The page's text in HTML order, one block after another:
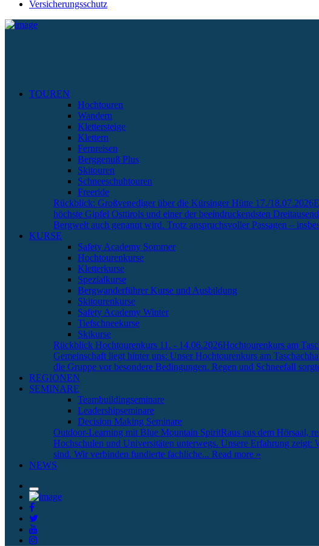
Versicherungsschutz
TOUREN
Hochtouren
Wandern
Klettersteige
Klettern
Fernreisen
Berggenuß Plus
Skitouren
Schneeschuhtouren
Freeride
Rückblick: Großvenediger über die Kürsinger Hütte 17./18.07.2026
höchste Gipfel Osttirols und einer der beeindruckendsten
Bergwelt auch genannt wird. Trotz anspruchsvoller Passagen –
KURSE
Safety Academy Sommer
Hochtourenkurse
Kletterkurse
Spezialkurse
Bergwanderführer Kurse und Ausbildung
Skitourenkurse
Safety Academy Winter
Tiefschneekurse
Skikurse
Rückblick Hochtourenkurs 11. - 14.06.2026Hochtourenkurs am
Gemeinschaft liegt hinter uns: Unser Hochtourenkurs am
die Gruppe vor besondere Bedingungen. Regen und Schneefall
REGIONEN
SEMINARE
Teambuildingseminare
Leadershipseminare
Decision Making Seminare
Outdoor-Learning mit Blue Mountain SpiritRaus aus dem Hörsaal,
Hochschulen und Universitäten unterwegs. Unsere Erfahrung zeigt:
sind. Wir verbinden fundierte fachliche... Read more »
NEWS